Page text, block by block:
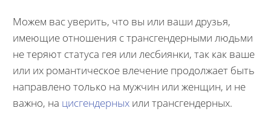
Можем вас уверить, что вы или ваши друзья,
имеющие отношения с трансгендерными людьми
не теряют статуса гея или лесбиянки, так как ваше
или их романтическое влечение продолжает быть
направлено только на мужчин или женщин, и не
важно, на цисгендерныхили трансгендерных.